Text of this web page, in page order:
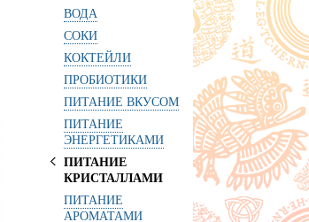
ВОДА
СОКИ
КОКТЕЙЛИ
ПРОБИОТИКИ
ПИТАНИЕ ВКУСОМ
ПИТАНИЕ
ЭНЕРГЕТИКАМИ
ПИТАНИЕ
КРИСТАЛЛАМИ
ПИТАНИЕ
АРОМАТАМИ